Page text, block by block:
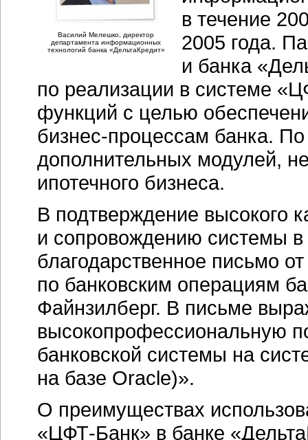
Василий Мелешко, директор
департамента информационных
технологий банка «ДельтаКредит»
в течение
2005 года.
и банка
по реализации в системе
функций с целью
бизнес-процессам банка.
дополнительных модулей,
ипотечного бизнеса.
В подтверждение высокого
и сопровождению системы
благодарственное письмо
по банковским операциям
Файнзилберг. В письме
высокопрофессиональную
банковской системы на
на базе Oracle)».
О преимуществах
«ЦФТ-Банк» в банке